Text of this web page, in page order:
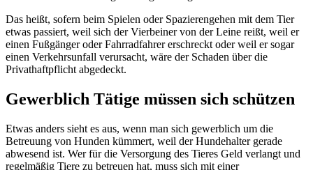
Das heißt, sofern beim Spielen oder Spazierengehen mit dem Tier
etwas passiert, weil sich der Vierbeiner von der Leine reißt, weil er
einen Fußgänger oder Fahrradfahrer erschreckt oder weil er sogar
einen Verkehrsunfall verursacht, wäre der Schaden über die
Privathaftpflicht abgedeckt.
Gewerblich Tätige müssen sich schützen
Etwas anders sieht es aus, wenn man sich gewerblich um die
Betreuung von Hunden kümmert, weil der Hundehalter gerade
abwesend ist. Wer für die Versorgung des Tieres Geld verlangt und
regelmäßig Tiere zu betreuen hat, muss sich mit einer